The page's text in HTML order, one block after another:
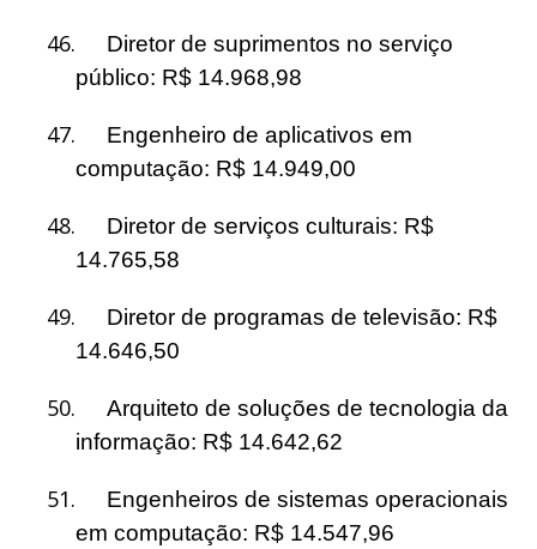
46.
Diretor de suprimentos no serviço
público: R$ 14.968,98
47.
Engenheiro de aplicativos em
computação: R$ 14.949,00
48.
Diretor de serviços culturais: R$
14.765,58
49.
Diretor de programas de televisão: R$
14.646,50
50.
Arquiteto de soluções de tecnologia da
informação: R$ 14.642,62
51.
Engenheiros de sistemas operacionais
em computação: R$ 14.547,96